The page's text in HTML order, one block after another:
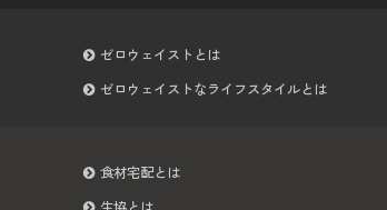
ゼロウェイストとは
ゼロウェイストなライフスタイルとは
食材宅配とは